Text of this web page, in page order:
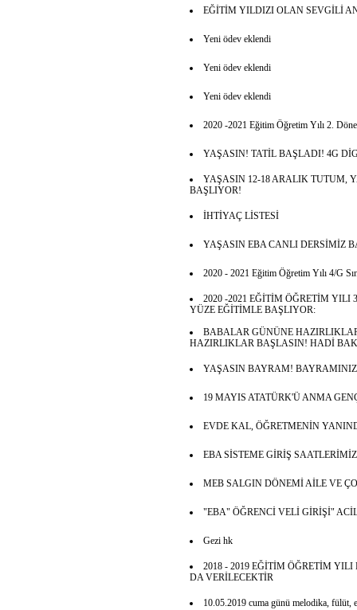
EĞİTİM YILDIZI OLAN SEVGİLİ
Yeni ödev eklendi
Yeni ödev eklendi
Yeni ödev eklendi
2020 -2021 Eğitim Öğretim Yılı 2.
YAŞASIN! TATİL BAŞLADI! 4G
YAŞASIN 12-18 ARALIK TUTUM,
BAŞLIYOR!
İHTİYAÇ LİSTESİ
YAŞASIN EBA CANLI DERSİMİZ
2020 - 2021 Eğitim Öğretim Yılı 4/G
2020 -2021 EĞİTİM ÖĞRETİM YILI
YÜZE EĞİTİMLE BAŞLIYOR:
BABALAR GÜNÜNE
HAZIRLIKLAR BAŞLASIN! HADİ
YAŞASIN BAYRAM!
19 MAYIS ATATÜRK'Ü ANMA
EVDE KAL, ÖĞRETMENİN
EBA SİSTEME GİRİŞ
MEB SALGIN DÖNEMİ AİLE VE
"EBA" ÖĞRENCİ VELİ GİRİŞİ"
Gezi hk
2018 - 2019 EĞİTİM ÖĞRETİM
DA VERİLECEKTİR
10.05.2019 cuma günü melodika, fülüt,